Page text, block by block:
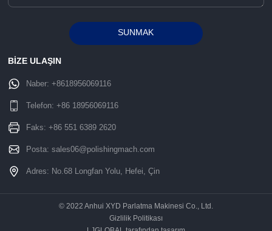
SUNMAK
BİZE ULAŞIN
Naber:+8618956069116
Telefon:+86 18956069116
Faks: +86 551 6389 2620
Posta:sales06@polishingmach.com
Adres: No.68 Longfan Yolu, Hefei, Çin
© 2022 Anhui XYD Parlatma Makinesi Co., Ltd.
Gizlilik Politikası